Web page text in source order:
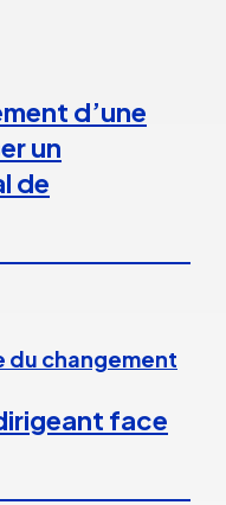
d’une
un
de
du changement
face